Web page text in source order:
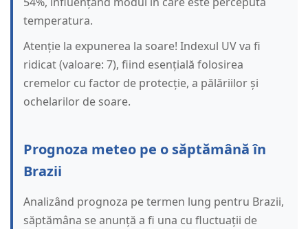
temperatura.
Atenție la expunerea la soare! Indexul UV va fi
ridicat (valoare: 7), fiind esențială folosirea
cremelor cu factor de protecție, a pălăriilor și
ochelarilor de soare.
Prognoza meteo pe o săptămână în
Brazii
Analizând prognoza pe termen lung pentru Brazii,
săptămâna se anunță a fi una cu fluctuații de